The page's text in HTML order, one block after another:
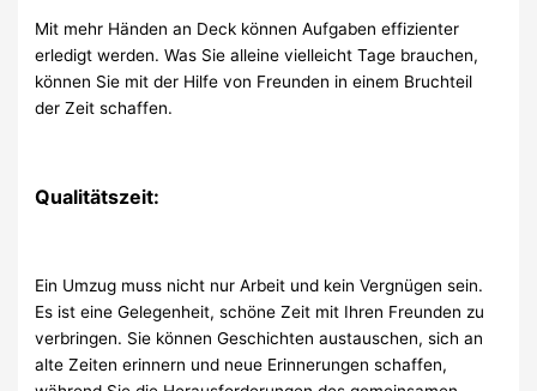
Mit mehr Händen an Deck können Aufgaben effizienter
erledigt werden. Was Sie alleine vielleicht Tage brauchen,
können Sie mit der Hilfe von Freunden in einem Bruchteil
der Zeit schaffen.
Qualitätszeit:
Ein Umzug muss nicht nur Arbeit und kein Vergnügen sein.
Es ist eine Gelegenheit, schöne Zeit mit Ihren Freunden zu
verbringen. Sie können Geschichten austauschen, sich an
alte Zeiten erinnern und neue Erinnerungen schaffen,